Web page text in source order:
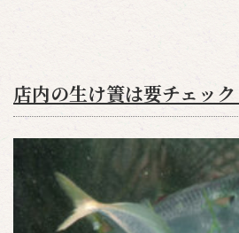
店内の生け簀は要チェック